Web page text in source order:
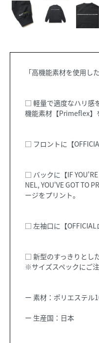
「高機能素材を使用し
□ 軽量で適度なハリ感
機能素材【Primeflex】
□ フロントに【
□ バックに【IF YOU'RE
NEL, YOU'VE GOT TO
ージをプリント。
□ 左袖口に【OFFICIAL
□ 新型のすっきりとし
※サイズスペックにご注
ー 素材：ポリエステル
ー 生産国：日本